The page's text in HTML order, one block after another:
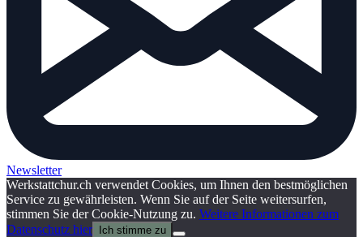
Newsletter
Werkstattchur.ch verwendet Cookies, um Ihnen den bestmöglichen
Service zu gewährleisten. Wenn Sie auf der Seite weitersurfen,
stimmen Sie der Cookie-Nutzung zu. Weitere Informationen zum
Datenschutz hier Ich stimme zu